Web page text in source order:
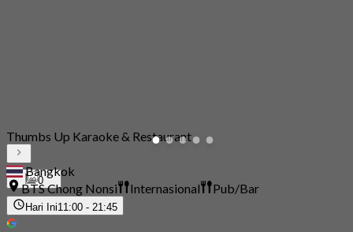
0
Thumbs Up Karaoke & Restaurant
Bangkok
BTS Chong Nonsi
Internasional Pub/Bar
Hari Ini11:00 - 21:45